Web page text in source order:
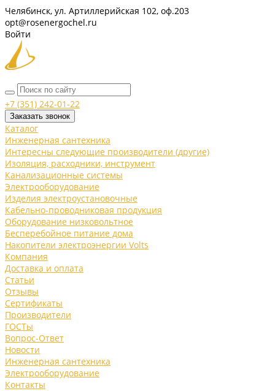
Челябинск, ул. Артиллерийская 102, оф.203
opt@rosenergochel.ru
Войти
+7 (351) 242-01-22
Заказать звонок
Каталог
Инженерная сантехника
Интересны следующие производители (другие)
Изоляция, расходники, инструмент
Канализационные системы
Электрооборудование
Изделия электроустановочные
Кабельно-проводниковая продукция
Оборудование низковольтное
Бесперебойное питание дома
Накопители электроэнергии Volts
Компания
Доставка и оплата
Статьи
Отзывы
Сертификаты
Производители
ГОСТы
Вопрос-Ответ
Новости
Инженерная сантехника
Электрооборудование
Контакты